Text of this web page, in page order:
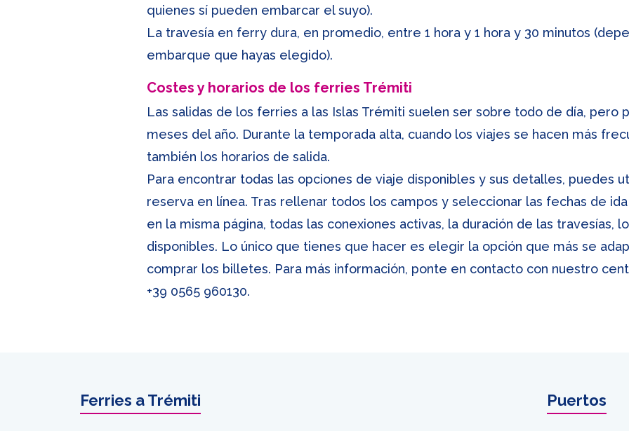
quienes sí pueden embarcar el suyo).
La travesía en ferry dura, en promedio, entre 1 hora y 1 hora y 30 minutos
embarque que hayas elegido).
Costes y horarios de los ferries Trémiti
Las salidas de los ferries a las Islas Trémiti suelen ser sobre todo de día, pero
meses del año. Durante la temporada alta, cuando los viajes se hacen más
también los horarios de salida.
Para encontrar todas las opciones de viaje disponibles y sus detalles, puedes
reserva en línea. Tras rellenar todos los campos y seleccionar las fechas de
en la misma página, todas las conexiones activas, la duración de las travesías,
disponibles. Lo único que tienes que hacer es elegir la opción que más se
comprar los billetes. Para más información, ponte en contacto con nuestro
+39 0565 960130.
Ferries a Trémiti Puertos